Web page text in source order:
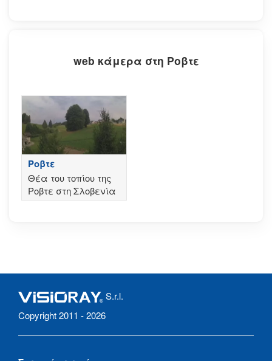
web κάμερα στη Ροβτε
Ροβτε
Θέα του τοπίου της
Ροβτε στη Σλοβενία
S.r.l.
Copyright 2011 - 2026